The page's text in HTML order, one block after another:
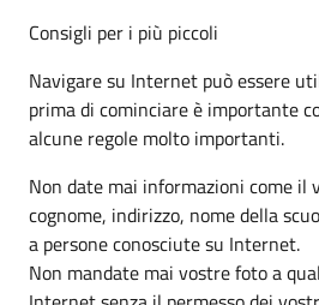
Consigli per i più piccoli
Navigare su Internet può essere
prima di cominciare è importante
alcune regole molto importanti.
Non date mai informazioni come il
cognome, indirizzo, nome della
a persone conosciute su Internet.
Non mandate mai vostre foto a